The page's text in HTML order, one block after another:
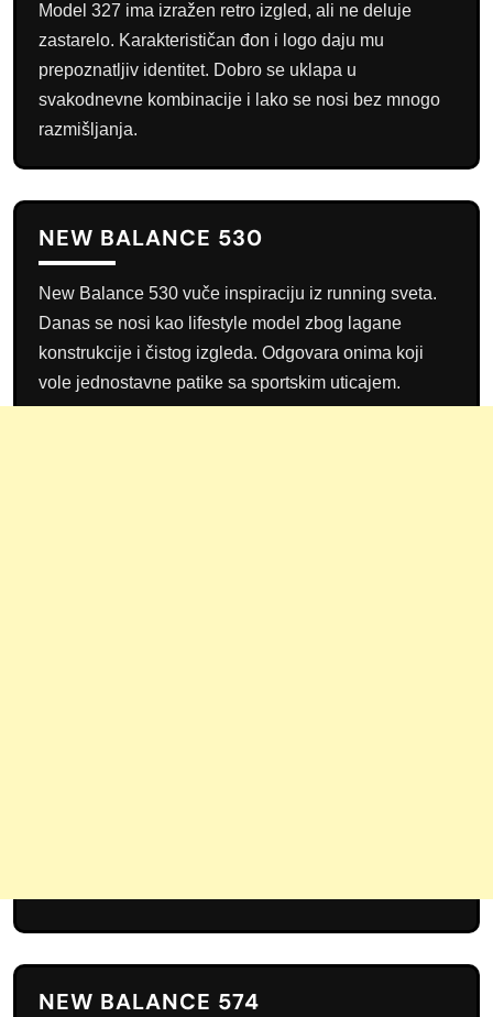
Model 327 ima izražen retro izgled, ali ne deluje
zastarelo. Karakterističan đon i logo daju mu
prepoznatljiv identitet. Dobro se uklapa u
svakodnevne kombinacije i lako se nosi bez mnogo
razmišljanja.
NEW BALANCE 530
New Balance 530 vuče inspiraciju iz running sveta.
Danas se nosi kao lifestyle model zbog lagane
konstrukcije i čistog izgleda. Odgovara onima koji
vole jednostavne patike sa sportskim uticajem.
NEW BALANCE 574